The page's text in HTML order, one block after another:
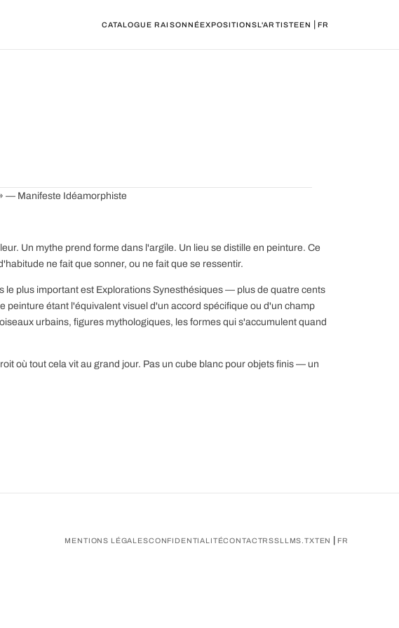
CATALOGUE RAISONNÉEXPOSITIONSL'ARTISTEEN FR
— Manifeste Idéamorphiste
Un mythe prend forme dans l'argile. Un lieu se distille en peinture. Ce
ne fait que sonner, ou ne fait que se ressentir.
plus important est Explorations Synesthésiques — plus de quatre cents
étant l'équivalent visuel d'un accord spécifique ou d'un champ
urbains, figures mythologiques, les formes qui s'accumulent quand
où tout cela vit au grand jour. Pas un cube blanc pour objets finis — un
MENTIONS LÉGALESCONFIDENTIALITÉCONTACTRSSLLMS.TXTEN FR